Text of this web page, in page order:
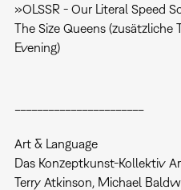
»OLSSR - Our Literal Speed
The Size Queens
Evening)
Art & Language
Das Konzeptkunst-Kollektiv
Terry Atkinson, Michael